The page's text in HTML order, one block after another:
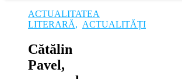
ACTUALITATEA
LITERARĂ, ACTUALITĂȚI
Cătălin
Pavel,